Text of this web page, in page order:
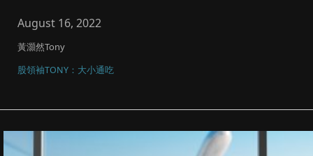
August 16, 2022
黃灝然Tony
股領袖TONY：大小通吃